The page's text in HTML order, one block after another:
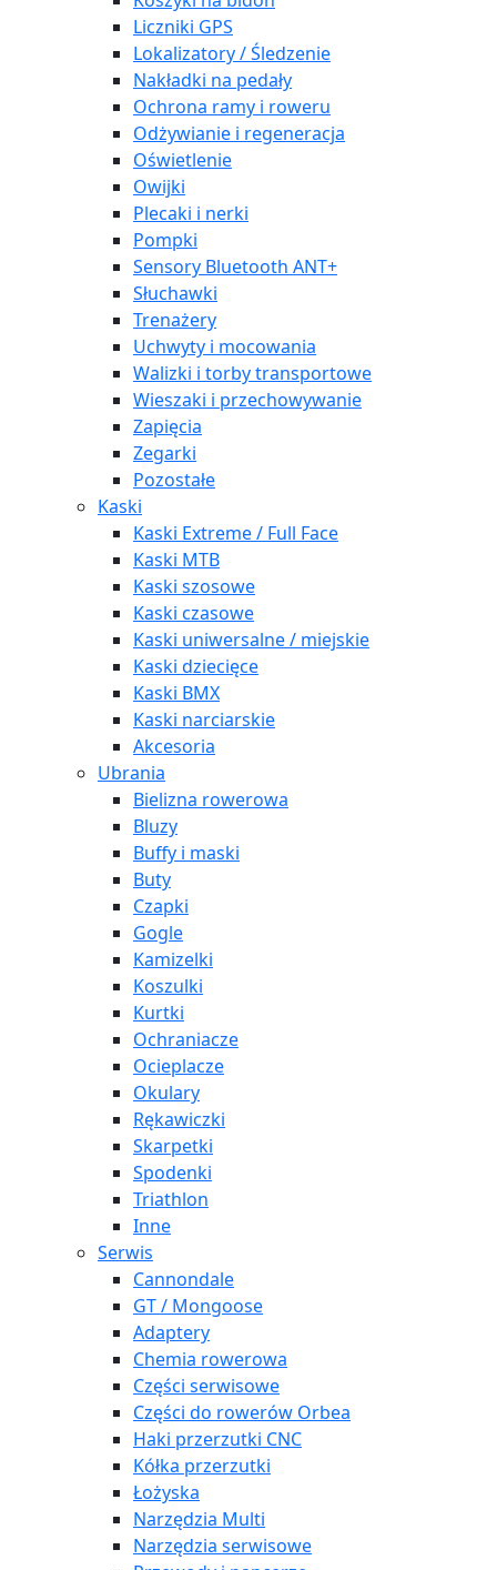
Liczniki GPS
Lokalizatory / Śledzenie
Nakładki na pedały
Ochrona ramy i roweru
Odżywianie i regeneracja
Oświetlenie
Owijki
Plecaki i nerki
Pompki
Sensory Bluetooth ANT+
Słuchawki
Trenażery
Uchwyty i mocowania
Walizki i torby transportowe
Wieszaki i przechowywanie
Zapięcia
Zegarki
Pozostałe
Kaski
Kaski Extreme / Full Face
Kaski MTB
Kaski szosowe
Kaski czasowe
Kaski uniwersalne / miejskie
Kaski dziecięce
Kaski BMX
Kaski narciarskie
Akcesoria
Ubrania
Bielizna rowerowa
Bluzy
Buffy i maski
Buty
Czapki
Gogle
Kamizelki
Koszulki
Kurtki
Ochraniacze
Ocieplacze
Okulary
Rękawiczki
Skarpetki
Spodenki
Triathlon
Inne
Serwis
Cannondale
GT / Mongoose
Adaptery
Chemia rowerowa
Części serwisowe
Części do rowerów Orbea
Haki przerzutki CNC
Kółka przerzutki
Łożyska
Narzędzia Multi
Narzędzia serwisowe